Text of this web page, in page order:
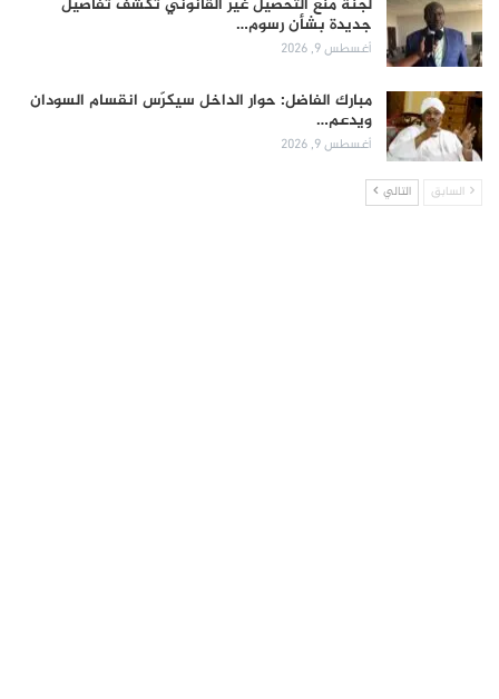
لجنة منع التحصيل غير القانوني تكشف تفاصيل
جديدة بشأن رسوم…
أغسطس 9, 2026
مبارك الفاضل: حوار الداخل سيكرّس انقسام السودان
ويدعم…
أغسطس 9, 2026
السابق التالي